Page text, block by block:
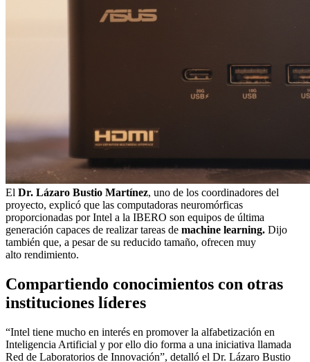
El Dr. Lázaro Bustio Martínez, uno de los coordinadores del
proyecto, explicó que las computadoras neuromórficas
proporcionadas por Intel a la IBERO son equipos de última
generación capaces de realizar tareas de machine learning. Dijo
también que, a pesar de su reducido tamaño, ofrecen muy
alto rendimiento.
Compartiendo conocimientos con otras
instituciones líderes
“Intel tiene mucho en interés en promover la alfabetización en
Inteligencia Artificial y por ello dio forma a una iniciativa llamada
Red de Laboratorios de Innovación”, detalló el Dr. Lázaro Bustio